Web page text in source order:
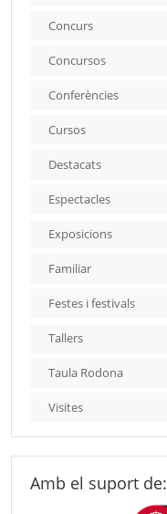
Concurs
Concursos
Conferències
Cursos
Destacats
Espectacles
Exposicions
Familiar
Festes i festivals
Tallers
Taula Rodona
Visites
Amb el suport de: